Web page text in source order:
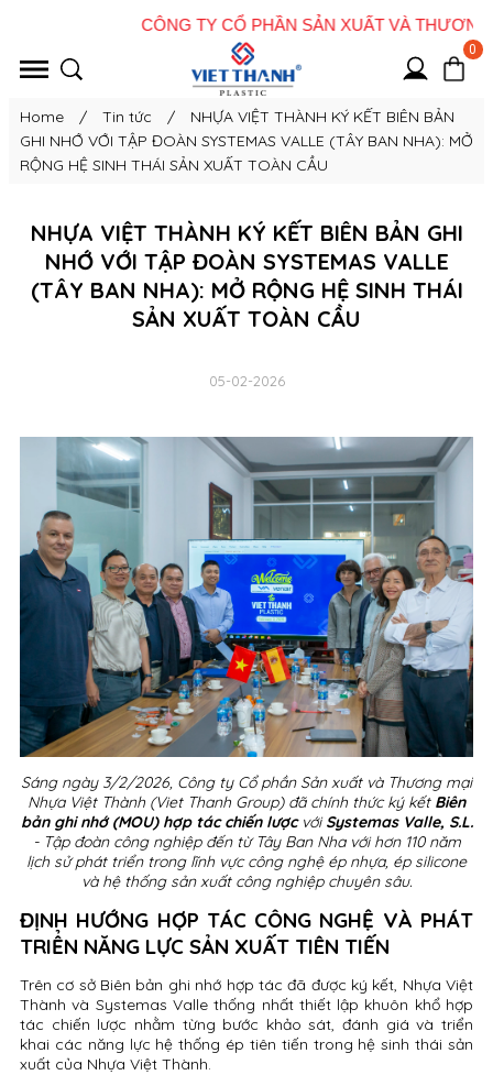
0
Home / Tin tức /
NHỰA VIỆT THÀNH KÝ KẾT BIÊN BẢN
GHI NHỚ VỚI TẬP ĐOÀN SYSTEMAS VALLE (TÂY BAN NHA): MỞ
RỘNG HỆ SINH THÁI SẢN XUẤT TOÀN CẦU
NHỰA VIỆT THÀNH KÝ KẾT BIÊN BẢN GHI
NHỚ VỚI TẬP ĐOÀN SYSTEMAS VALLE
(TÂY BAN NHA): MỞ RỘNG HỆ SINH THÁI
SẢN XUẤT TOÀN CẦU
05-02-2026
Sáng ngày 3/2/2026, Công ty Cổ phần Sản xuất và Thương mại
Nhựa Việt Thành (Viet Thanh Group) đã chính thức ký kết Biên
bản ghi nhớ (MOU) hợp tác chiến lược vớiSystemas Valle, S.L.
- Tập đoàn công nghiệp đến từ Tây Ban Nha với hơn 110 năm
lịch sử phát triển trong lĩnh vực công nghệ ép nhựa, ép silicone
và hệ thống sản xuất công nghiệp chuyên sâu.
ĐỊNH HƯỚNG HỢP TÁC CÔNG NGHỆ VÀ PHÁT
TRIỂN NĂNG LỰC SẢN XUẤT TIÊN TIẾN
Trên cơ sở Biên bản ghi nhớ hợp tác đã được ký kết, Nhựa Việt
Thành và Systemas Valle thống nhất thiết lập khuôn khổ hợp
tác chiến lược nhằm từng bước khảo sát, đánh giá và triển
khai các năng lực hệ thống ép tiên tiến trong hệ sinh thái sản
xuất của Nhựa Việt Thành.